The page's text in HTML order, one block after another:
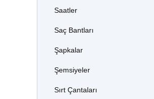
Saatler
Saç Bantları
Şapkalar
Şemsiyeler
Sırt Çantaları